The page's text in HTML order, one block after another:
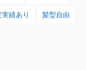
実績あり 髪型自由